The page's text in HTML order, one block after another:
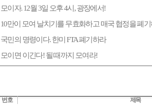
모이자. 12월3일 오후4시 ,광장에서!
10만이 모여 날치기를 무효화하고 매국 협정을 폐
국민의 명령이다.한미FTA폐기하라
모이면 이긴다!될 때까지 모여라!
번호 제목